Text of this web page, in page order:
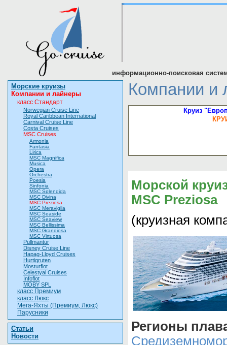
информационно-поисковая
Морские круизы
Компании и лайнеры
класс Стандарт
Norwegian Cruise Line
Royal Caribbean International
Carnival Cruise Line
Costa Cruises
MSC Cruises
Armonia
Fantasia
Lirica
MSC Magnifica
Musica
Opera
Orchestra
Poesia
Sinfonia
MSC Splendida
MSC Divina
MSC Preziosa
MSC Meraviglia
MSC Seaside
MSC Seaview
MSC Bellissima
MSC Grandiosa
MSC Virtuosa
Pullmantur
Disney Cruise Line
Hapag-Lloyd Cruises
Hurtigruten
Mosturflot
Celestyal Cruises
Infoflot
MOBY SPL
класс Премиум
класс Люкс
Мега-Яхты (Премиум, Люкс)
Парусники
Статьи
Новости
Компании и
Круиз
Морской
MSC Preziosa
(круизная
Регионы